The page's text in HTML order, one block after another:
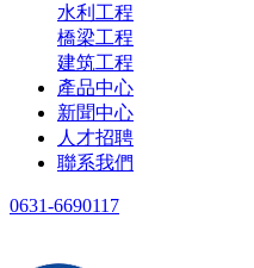
水利工程
橋梁工程
建筑工程
產品中心
新聞中心
人才招聘
聯系我們
0631-6690117